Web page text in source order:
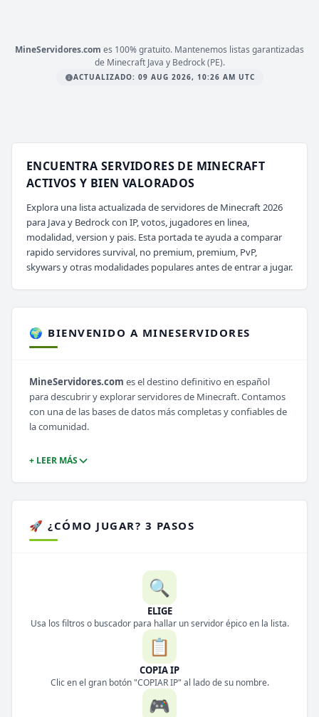
MineServidores.com es 100% gratuito. Mantenemos listas garantizadas
de Minecraft Java y Bedrock (PE).
ACTUALIZADO: 09 AUG 2026, 10:26 AM UTC
ENCUENTRA SERVIDORES DE MINECRAFT
ACTIVOS Y BIEN VALORADOS
Explora una lista actualizada de servidores de Minecraft 2026
para Java y Bedrock con IP, votos, jugadores en linea,
modalidad, version y pais. Esta portada te ayuda a comparar
rapido servidores survival, no premium, premium, PvP,
skywars y otras modalidades populares antes de entrar a jugar.
🌍 BIENVENIDO A MINESERVIDORES
MineServidores.com es el destino definitivo en español
para descubrir y explorar servidores de Minecraft. Contamos
con una de las bases de datos más completas y confiables de
la comunidad.
+ LEER MÁS
🚀 ¿CÓMO JUGAR? 3 PASOS
🔍
ELIGE
Usa los filtros o buscador para hallar un servidor épico en la lista.
📋
COPIA IP
Clic en el gran botón "COPIAR IP" al lado de su nombre.
🎮